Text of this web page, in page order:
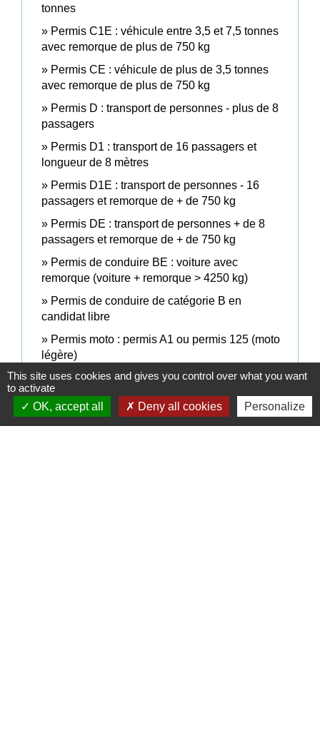
tonnes
Permis C1E : véhicule entre 3,5 et 7,5 tonnes
avec remorque de plus de 750 kg
Permis CE : véhicule de plus de 3,5 tonnes
avec remorque de plus de 750 kg
Permis D : transport de personnes - plus de 8
passagers
Permis D1 : transport de 16 passagers et
longueur de 8 mètres
Permis D1E : transport de personnes - 16
passagers et remorque de + de 750 kg
Permis DE : transport de personnes + de 8
passagers et remorque de + de 750 kg
Permis de conduire BE : voiture avec
remorque (voiture + remorque > 4250 kg)
Permis de conduire de catégorie B en
candidat libre
Permis moto : permis A1 ou permis 125 (moto
légère)
Permis moto : permis A2 (moto de puissance
intermédiaire)
Permis poids lourd de catégorie C : plus de
This site uses cookies and gives you control over what you want
to activate
OK, accept all
Deny all cookies Personalize